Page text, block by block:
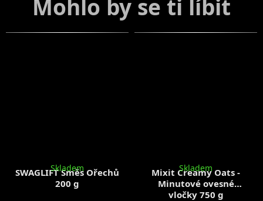
SWAGLIFT Směs Ořechů
200 g
Skladem
Mixit Creamy Oats -
Minutové ovesné
vločky 750 g
Skladem